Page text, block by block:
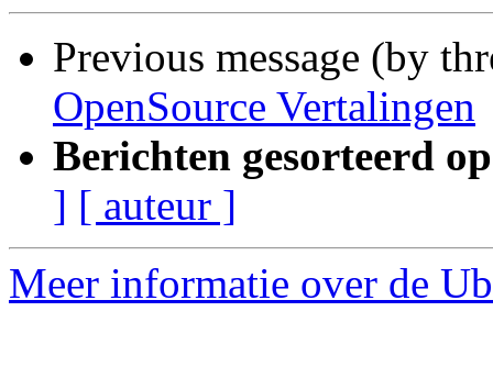
Previous message (by
OpenSource Vertalingen
Berichten gesorteerd
] [ auteur ]
Meer informatie over de